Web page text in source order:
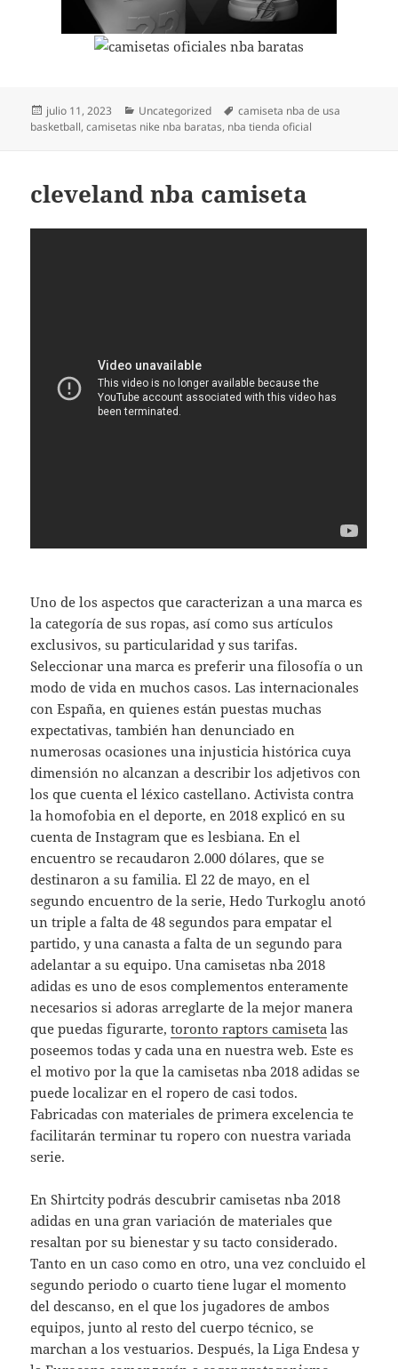
Publicado
el
julio 11, 2023 Categorías
Uncategorized Etiquetas
camiseta nba de usa
basketball,camisetas nike nba baratas, nba tienda oficial
cleveland nba camiseta
Uno de los aspectos que caracterizan a una marca es
la categoría de sus ropas, así como sus artículos
exclusivos, su particularidad y sus tarifas.
Seleccionar una marca es preferir una filosofía o un
modo de vida en muchos casos. Las internacionales
con España, en quienes están puestas muchas
expectativas, también han denunciado en
numerosas ocasiones una injusticia histórica cuya
dimensión no alcanzan a describir los adjetivos con
los que cuenta el léxico castellano. Activista contra
la homofobia en el deporte, en 2018 explicó en su
cuenta de Instagram que es lesbiana. En el
encuentro se recaudaron 2.000 dólares, que se
destinaron a su familia. El 22 de mayo, en el
segundo encuentro de la serie, Hedo Turkoglu anotó
un triple a falta de 48 segundos para empatar el
partido, y una canasta a falta de un segundo para
adelantar a su equipo. Una camisetas nba 2018
adidas es uno de esos complementos enteramente
necesarios si adoras arreglarte de la mejor manera
que puedas figurarte,toronto raptors camiseta las
poseemos todas y cada una en nuestra web. Este es
el motivo por la que la camisetas nba 2018 adidas se
puede localizar en el ropero de casi todos.
Fabricadas con materiales de primera excelencia te
facilitarán terminar tu ropero con nuestra variada
serie.
En Shirtcity podrás descubrir camisetas nba 2018
adidas en una gran variación de materiales que
resaltan por su bienestar y su tacto considerado.
Tanto en un caso como en otro, una vez concluido el
segundo periodo o cuarto tiene lugar el momento
del descanso, en el que los jugadores de ambos
equipos, junto al resto del cuerpo técnico, se
marchan a los vestuarios. Después, la Liga Endesa y